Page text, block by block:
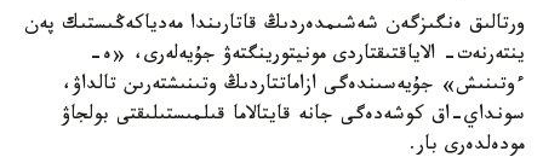
ورتالىق ەنگىزگەن شەشىمدەردىڭ قاتارىندا مەدياكەڭىستىك پەن
ينتەرنەت- الاياقتىقتاردى مونيتورينگتەۋ جۇيەلەرى، «ە-
ءوتىنىش» جۇيەسىندەگى ازاماتتاردىڭ وتىنىشتەرىن تالداۋ،
سونداي-اق كوشەدەگى جانە قايتالاما قىلمىستىلىقتى بولجاۋ
مودەلدەرى بار.